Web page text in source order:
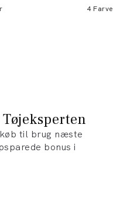
4
til brug næste
bonus i